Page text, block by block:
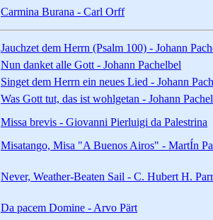
Carmina Burana - Carl Orff
Jauchzet dem Herrn (Psalm 100) - Johann
Nun danket alle Gott - Johann Pachelbel
Singet dem Herrn ein neues Lied - Johann
Was Gott tut, das ist wohlgetan - Johann
Missa brevis - Giovanni Pierluigi da Palestrina
Misatango, Misa "A Buenos Airos" - MartÍn
Never, Weather-Beaten Sail - C. Hubert H.
Da pacem Domine - Arvo Pärt